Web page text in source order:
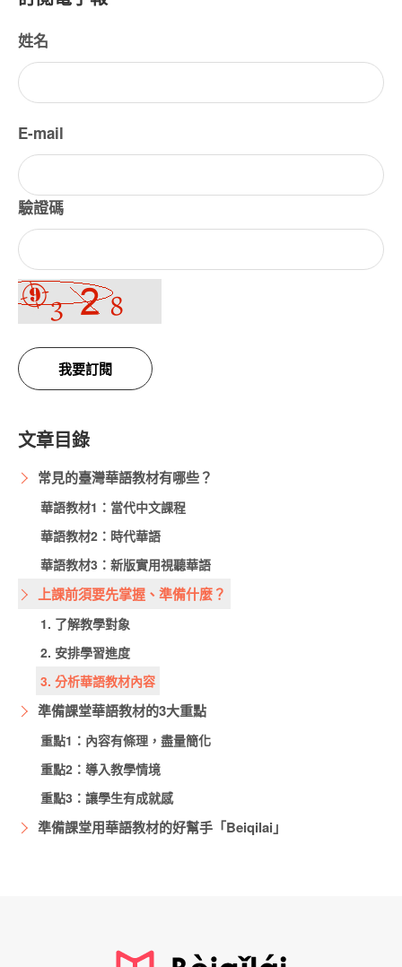
姓名
E-mail
驗證碼
我要訂閱
文章目錄
常見的臺灣華語教材有哪些？
華語教材1：當代中文課程
華語教材2：時代華語
華語教材3：新版實用視聽華語
上課前須要先掌握、準備什麼？
1. 了解教學對象
2. 安排學習進度
3. 分析華語教材內容
準備課堂華語教材的3大重點
重點1：內容有條理，盡量簡化
重點2：導入教學情境
重點3：讓學生有成就感
準備課堂用華語教材的好幫手「Beiqilai」